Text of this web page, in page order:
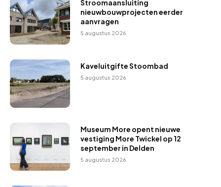
Stroomaansluiting
nieuwbouwprojecten eerder
aanvragen
5 augustus 2026
Kaveluitgifte Stoombad
5 augustus 2026
Museum More opent nieuwe
vestiging More Twickel op 12
september in Delden
5 augustus 2026